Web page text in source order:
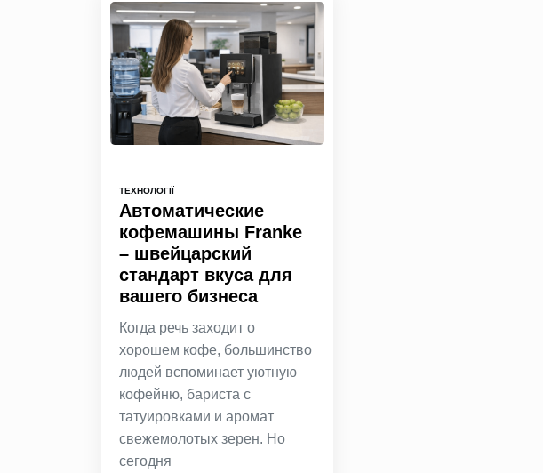
ТЕХНОЛОГІЇ
Автоматические
кофемашины Franke
– швейцарский
стандарт вкуса для
вашего бизнеса
Когда речь заходит о
хорошем кофе, большинство
людей вспоминает уютную
кофейню, бариста с
татуировками и аромат
свежемолотых зерен. Но
сегодня